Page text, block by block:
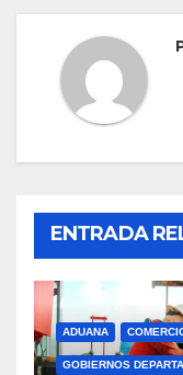
ENTRADA
ADUANA
GOBIERNOS